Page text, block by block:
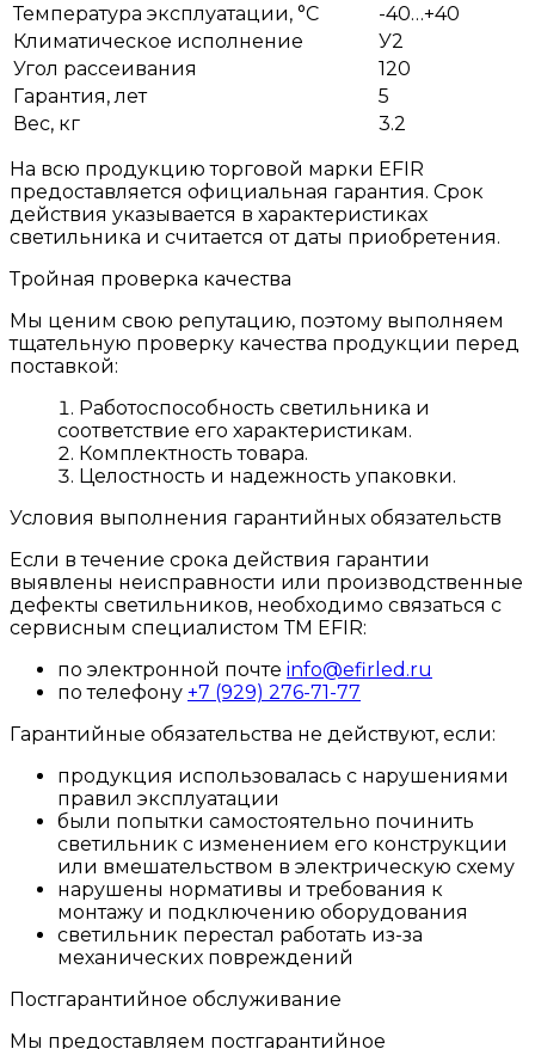
Температура эксплуатации, °С
-40…+40
Климатическое исполнение
У2
Угол рассеивания
120
Гарантия, лет
5
Вес, кг
3.2
На всю продукцию торговой марки EFIR
предоставляется официальная гарантия. Срок
действия указывается в характеристиках
светильника и считается от даты приобретения.
Тройная проверка качества
Мы ценим свою репутацию, поэтому выполняем
тщательную проверку качества продукции перед
поставкой:
Работоспособность светильника и
соответствие его характеристикам.
Комплектность товара.
Целостность и надежность упаковки.
Условия выполнения гарантийных обязательств
Если в течение срока действия гарантии
выявлены неисправности или производственные
дефекты светильников, необходимо связаться с
сервисным специалистом ТМ EFIR:
по электронной почте info@efirled.ru
по телефону +7 (929) 276-71-77
Гарантийные обязательства не действуют, если:
продукция использовалась с нарушениями
правил эксплуатации
были попытки самостоятельно починить
светильник с изменением его конструкции
или вмешательством в электрическую схему
нарушены нормативы и требования к
монтажу и подключению оборудования
светильник перестал работать из-за
механических повреждений
Постгарантийное обслуживание
Мы предоставляем постгарантийное